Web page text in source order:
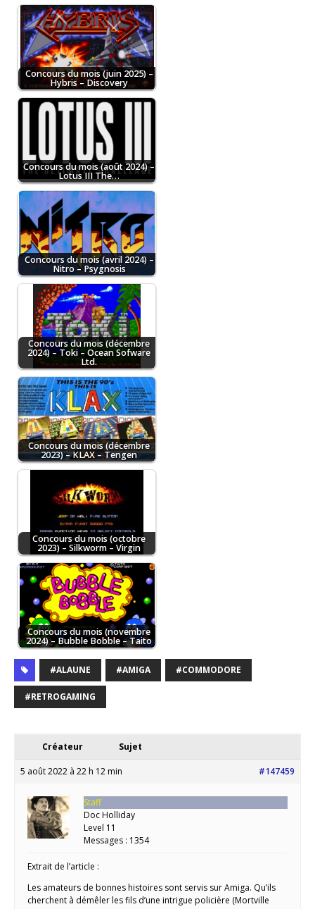
Concours du mois (juin 2025) –
Hybris – Discovery
Concours du mois (août 2024) –
Lotus III The…
Concours du mois (avril 2024) –
Nitro – Psygnosis
Concours du mois (décembre
2024) – Toki – Ocean Sofware
Ltd.
Concours du mois (décembre
2023) – KLAX – Tengen
Concours du mois (octobre
2023) – Silkworm – Virgin
Concours du mois (novembre
2024) – Bubble Bobble – Taito
#ALAUNE #AMIGA #COMMODORE
#RETROGAMING
Créateur Sujet
5 août 2022 à 22 h 12 min #147459
Staff
Doc Holliday
Level 11
Messages : 1354
Extrait de l’article :
Les amateurs de bonnes histoires sont servis sur Amiga. Qu’ils
cherchent à démêler les fils d’une intrigue policière (Mortville